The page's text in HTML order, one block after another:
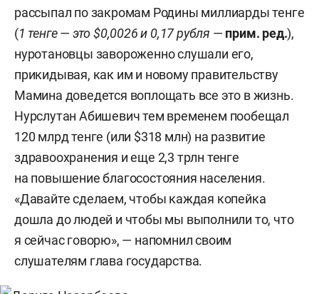
рассыпал по закромам Родины миллиарды тенге
(1 тенге — это $0,0026 и 0,17 рубля — прим. ред.),
нуротановцы завороженно слушали его,
прикидывая, как им и новому правительству
Мамина доведется воплощать все это в жизнь.
Нурслутан Абишевич тем временем пообещал
120 млрд тенге (или $318 млн) на развитие
здравоохранения и еще 2,3 трлн тенге
на повышение благосостояния населения.
«Давайте сделаем, чтобы каждая копейка
дошла до людей и чтобы мы выполнили то, что
я сейчас говорю», — напомнил своим
слушателям глава государства.